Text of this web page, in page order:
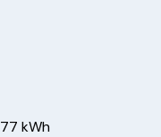
77 kWh